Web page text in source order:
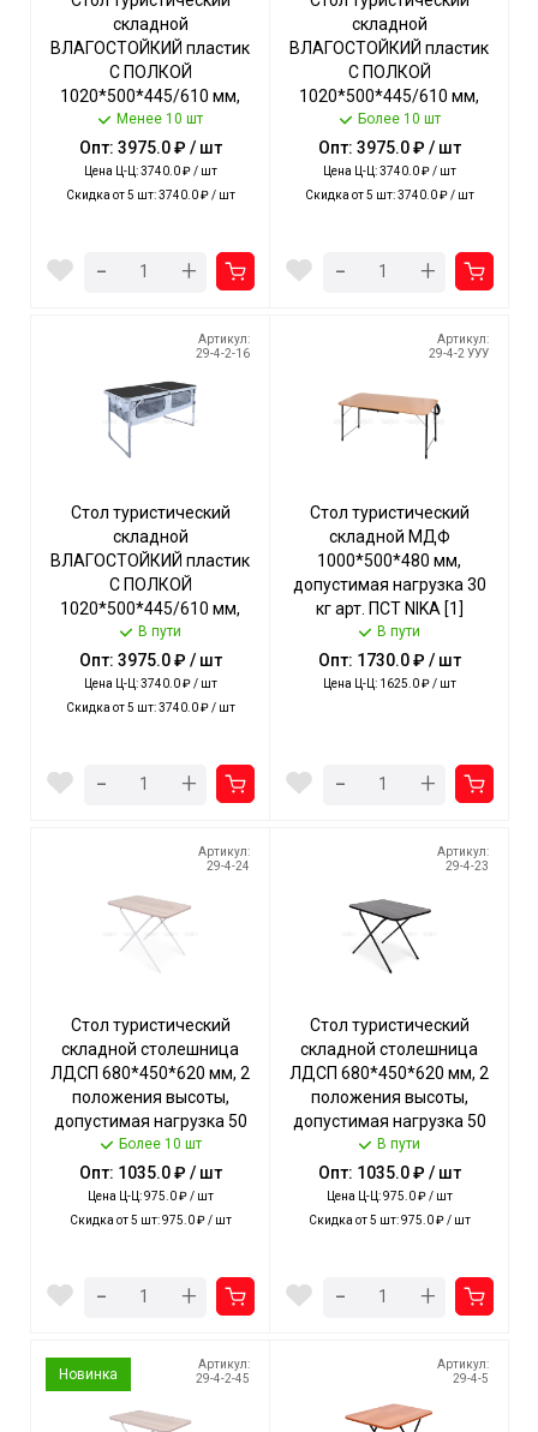
складной
ВЛАГОСТОЙКИЙ пластик
С ПОЛКОЙ
1020*500*445/610 мм,
ХАКИ, 2 полож. высоты,
допуст. нагрузка 20 кг арт.
ССТ-3П/2 NIKA [1]
Менее 10 шт
Опт: 3975.0 ₽ / шт
Цена Ц-Ц: 3740.0 ₽ / шт
Скидка от 5 шт: 3740.0 ₽ / шт
- +
складной
ВЛАГОСТОЙКИЙ пластик
С ПОЛКОЙ
1020*500*445/610 мм,
ЦВ.АССОРТИ, 2 полож.
высоты, допуст. нагрузка
20кг арт. ССТ-3П NIKA [1]
Более 10 шт
Опт: 3975.0 ₽ / шт
Цена Ц-Ц: 3740.0 ₽ / шт
Скидка от 5 шт: 3740.0 ₽ / шт
- +
Артикул:
29-4-2-16
Стол туристический
складной
ВЛАГОСТОЙКИЙ пластик
С ПОЛКОЙ
1020*500*445/610 мм,
ЧЕРНЫЙ, 2 полож. высоты,
допуст. нагрузка 20 кг арт.
ССТ-3П/Ч NIKA [1]
В пути
Опт: 3975.0 ₽ / шт
Цена Ц-Ц: 3740.0 ₽ / шт
Скидка от 5 шт: 3740.0 ₽ / шт
- +
Артикул:
29-4-2 УУУ
Стол туристический
складной МДФ
1000*500*480 мм,
допустимая нагрузка 30
кг арт. ПСТ NIKA [1]
В пути
Опт: 1730.0 ₽ / шт
Цена Ц-Ц: 1625.0 ₽ / шт
- +
Артикул:
29-4-24
Стол туристический
складной столешница
ЛДСП 680*450*620 мм, 2
положения высоты,
допустимая нагрузка 50
кг ДУБ СОНОМА арт.
ТСТМ/С NIKA [1]
Более 10 шт
Опт: 1035.0 ₽ / шт
Цена Ц-Ц: 975.0 ₽ / шт
Скидка от 5 шт: 975.0 ₽ / шт
- +
Артикул:
29-4-23
Стол туристический
складной столешница
ЛДСП 680*450*620 мм, 2
положения высоты,
допустимая нагрузка 50
кг ЯСЕНЬ ЧЕРНЫЙ арт.
ТСТМ/ЯС NIKA [1]
В пути
Опт: 1035.0 ₽ / шт
Цена Ц-Ц: 975.0 ₽ / шт
Скидка от 5 шт: 975.0 ₽ / шт
- +
Новинка
Артикул:
29-4-2-45
Артикул:
29-4-5